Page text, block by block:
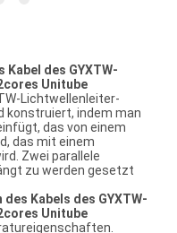
des GYXTW-
Unitube
Lichtwellenleiter-
konstruiert, indem man
das von einem
das mit einem
Zwei parallele
zu werden gesetzt
Kabels des GYXTW-
Unitube